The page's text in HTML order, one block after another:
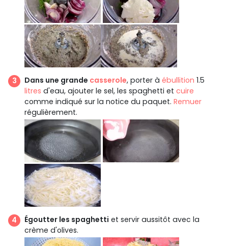
Dans une grande casserole, porter à ébullition 1.5
litres d'eau, ajouter le sel, les spaghetti et cuire
comme indiqué sur la notice du paquet. Remuer
régulièrement.
Égoutter les spaghetti et servir aussitôt avec la
crème d'olives.